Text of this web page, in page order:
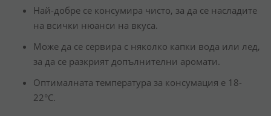
Най-добре се консумира чисто, за да се насладите
на всички нюанси на вкуса.
Може да се сервира с няколко капки вода или лед,
за да се разкрият допълнителни аромати.
Оптималната температура за консумация е 18-
22°C.